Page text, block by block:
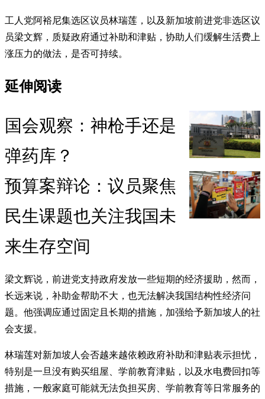
工人党阿裕尼集选区议员林瑞莲，以及新加坡前进党非选区议
员梁文辉，质疑政府通过补助和津贴，协助人们缓解生活费上
涨压力的做法，是否可持续。
延伸阅读
国会观察：神枪手还是
弹药库？
预算案辩论：议员聚焦
民生课题也关注我国未
来生存空间
梁文辉说，前进党支持政府发放一些短期的经济援助，然而，
长远来说，补助金帮助不大，也无法解决我国结构性经济问
题。他强调应通过固定且长期的措施，加强给予新加坡人的社
会支援。
林瑞莲对新加坡人会否越来越依赖政府补助和津贴表示担忧，
特别是一旦没有购买组屋、学前教育津贴，以及水电费回扣等
措施，一般家庭可能就无法负担买房、学前教育等日常服务的